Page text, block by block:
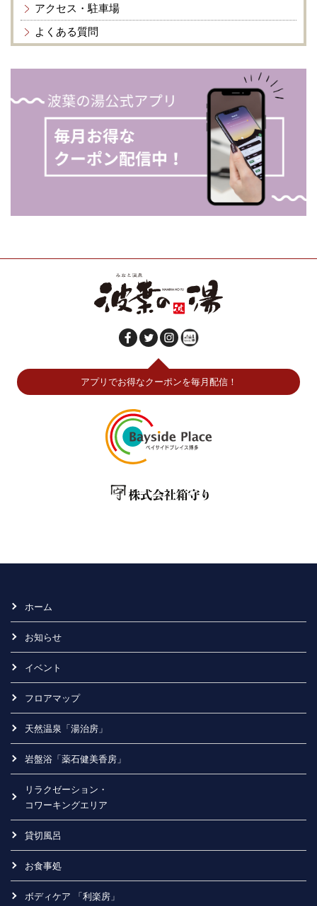
アクセス・駐車場
よくある質問
アプリでお得なクーポンを毎月配信！
ホーム
お知らせ
イベント
フロアマップ
天然温泉「湯治房」
岩盤浴「薬石健美香房」
リラクゼーション・
コワーキングエリア
貸切風呂
お食事処
ボディケア 「利楽房」